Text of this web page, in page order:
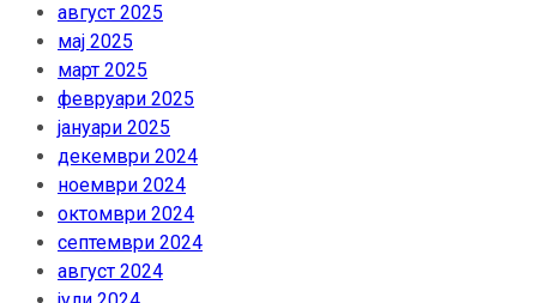
август 2025
мај 2025
март 2025
февруари 2025
јануари 2025
декември 2024
ноември 2024
октомври 2024
септември 2024
август 2024